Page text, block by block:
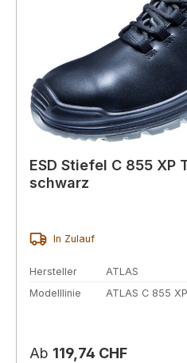
ESD Stiefel C 855 XP
schwarz
In Zulauf
Hersteller
ATLAS
Modelllinie
ATLAS C 855
Regulärer Preis:
Ab 119,74 CHF